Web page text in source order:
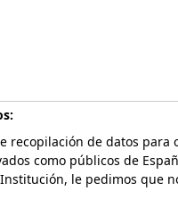
de datos para
como públicos de
le pedimos que